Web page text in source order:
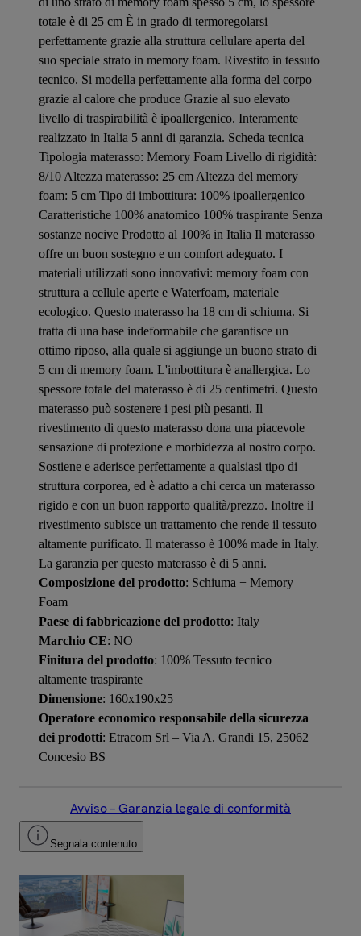
totale è di 25 cm È in grado di termoregolarsi
perfettamente grazie alla struttura cellulare aperta del
suo speciale strato in memory foam. Rivestito in tessuto
tecnico. Si modella perfettamente alla forma del corpo
grazie al calore che produce Grazie al suo elevato
livello di traspirabilità è ipoallergenico. Interamente
realizzato in Italia 5 anni di garanzia. Scheda tecnica
Tipologia materasso: Memory Foam Livello di rigidità:
8/10 Altezza materasso: 25 cm Altezza del memory
foam: 5 cm Tipo di imbottitura: 100% ipoallergenico
Caratteristiche 100% anatomico 100% traspirante Senza
sostanze nocive Prodotto al 100% in Italia Il materasso
offre un buon sostegno e un comfort adeguato. I
materiali utilizzati sono innovativi: memory foam con
struttura a cellule aperte e Waterfoam, materiale
ecologico. Questo materasso ha 18 cm di schiuma. Si
tratta di una base indeformabile che garantisce un
ottimo riposo, alla quale si aggiunge un buono strato di
5 cm di memory foam. L'imbottitura è anallergica. Lo
spessore totale del materasso è di 25 centimetri. Questo
materasso può sostenere i pesi più pesanti. Il
rivestimento di questo materasso dona una piacevole
sensazione di protezione e morbidezza al nostro corpo.
Sostiene e aderisce perfettamente a qualsiasi tipo di
struttura corporea, ed è adatto a chi cerca un materasso
rigido e con un buon rapporto qualità/prezzo. Inoltre il
rivestimento subisce un trattamento che rende il tessuto
altamente purificato. Il materasso è 100% made in Italy.
La garanzia per questo materasso è di 5 anni.
Composizione del prodotto: Schiuma + Memory
Foam
Paese di fabbricazione del prodotto: Italy
Marchio CE: NO
Finitura del prodotto: 100% Tessuto tecnico
altamente traspirante
Dimensione: 160x190x25
Operatore economico responsabile della sicurezza
dei prodotti: Etracom Srl – Via A. Grandi 15, 25062
Concesio BS
Avviso – Garanzia legale di conformità
Segnala contenuto